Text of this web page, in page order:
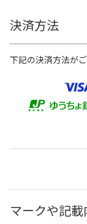
決済方法
下記の決済方法がご
マークや記